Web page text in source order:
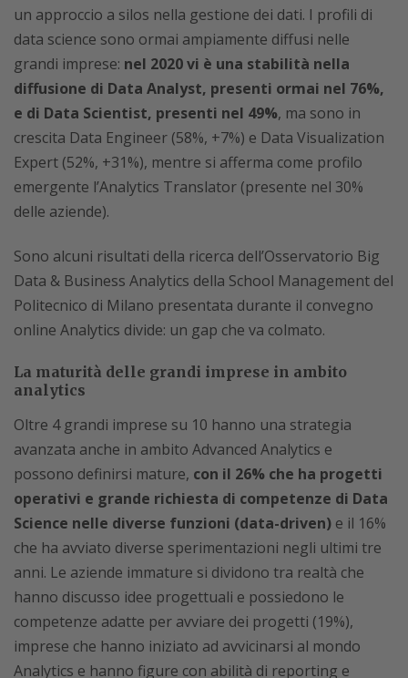
un approccio a silos nella gestione dei dati. I profili di
data science sono ormai ampiamente diffusi nelle
grandi imprese: nel 2020 vi è una stabilità nella
diffusione di Data Analyst, presenti ormai nel 76%,
e di Data Scientist, presenti nel 49%, ma sono in
crescita Data Engineer (58%, +7%) e Data Visualization
Expert (52%, +31%), mentre si afferma come profilo
emergente l’Analytics Translator (presente nel 30%
delle aziende).
Sono alcuni risultati della ricerca dell’Osservatorio Big
Data & Business Analytics della School Management del
Politecnico di Milano presentata durante il convegno
online Analytics divide: un gap che va colmato.
La maturità delle grandi imprese in ambito
analytics
Oltre 4 grandi imprese su 10 hanno una strategia
avanzata anche in ambito Advanced Analytics e
possono definirsi mature, con il 26% che ha progetti
operativi e grande richiesta di competenze di Data
Science nelle diverse funzioni (data-driven) e il 16%
che ha avviato diverse sperimentazioni negli ultimi tre
anni. Le aziende immature si dividono tra realtà che
hanno discusso idee progettuali e possiedono le
competenze adatte per avviare dei progetti (19%),
imprese che hanno iniziato ad avvicinarsi al mondo
Analytics e hanno figure con abilità di reporting e